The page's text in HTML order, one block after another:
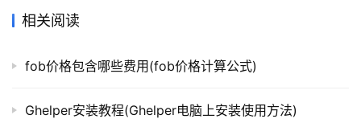
相关阅读
fob价格包含哪些费用(fob价格计算公式)
Ghelper安装教程(Ghelper电脑上安装使用方法)